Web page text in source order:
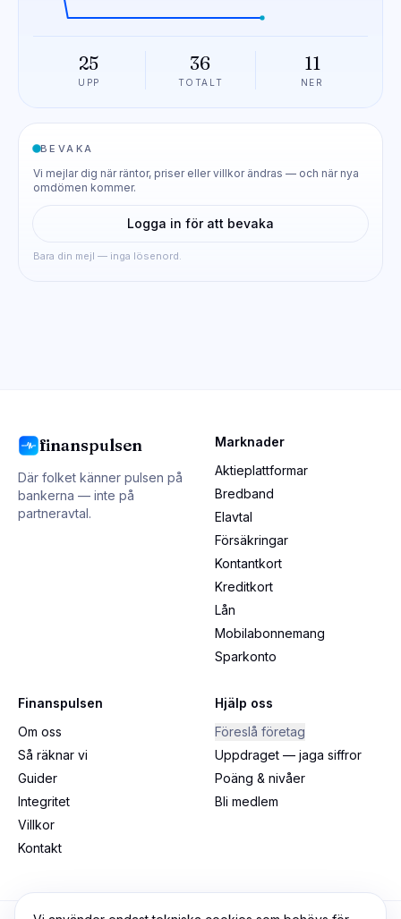
25
UPP
36
TOTALT
11
NER
BEVAKA
Vi mejlar dig när räntor, priser eller villkor ändras — och när nya
omdömen kommer.
Logga in för att bevaka
Bara din mejl — inga lösenord.
finanspulsen
Där folket känner pulsen på
bankerna — inte på
partneravtal.
Marknader
Aktieplattformar
Bredband
Elavtal
Försäkringar
Kontantkort
Kreditkort
Lån
Mobilabonnemang
Sparkonto
Finanspulsen
Om oss
Så räknar vi
Guider
Integritet
Villkor
Kontakt
Hjälp oss
Föreslå företag
Uppdraget — jaga siffror
Poäng & nivåer
Bli medlem